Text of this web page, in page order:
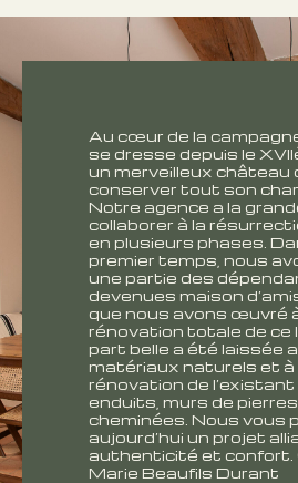
Au cœur de la
se dresse depuis le
un merveilleux château
conserver tout son
Notre agence a la
collaborer à la
en plusieurs phases.
premier temps, nous
une partie des
devenues maison
que nous avons œuvré
rénovation totale de ce
part belle a été laissée
matériaux naturels et à
rénovation de l’existant
enduits, murs de
cheminées. Nous vous
aujourd’hui un projet
authenticité et confort.
Marie Beaufils Durant